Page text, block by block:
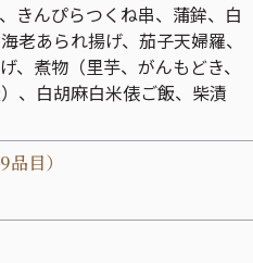
きんぴらつくね串、蒲鉾、白
老あられ揚げ、茄子天婦羅、
、煮物（里芋、がんもどき、
、白胡麻白米俵ご飯、柴漬
目）